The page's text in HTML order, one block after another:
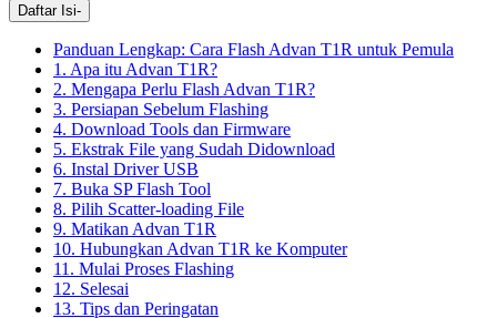
Daftar Isi-
Panduan Lengkap: Cara Flash Advan T1R untuk Pemula
1. Apa itu Advan T1R?
2. Mengapa Perlu Flash Advan T1R?
3. Persiapan Sebelum Flashing
4. Download Tools dan Firmware
5. Ekstrak File yang Sudah Didownload
6. Instal Driver USB
7. Buka SP Flash Tool
8. Pilih Scatter-loading File
9. Matikan Advan T1R
10. Hubungkan Advan T1R ke Komputer
11. Mulai Proses Flashing
12. Selesai
13. Tips dan Peringatan